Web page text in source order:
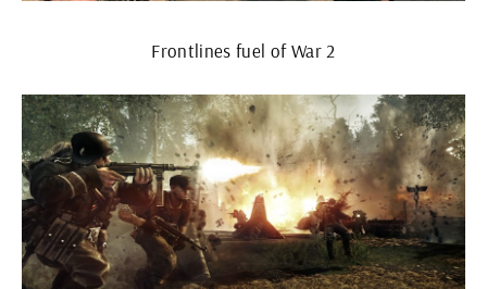
Frontlines fuel of War 2